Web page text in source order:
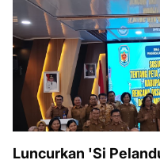
Luncurkan 'Si